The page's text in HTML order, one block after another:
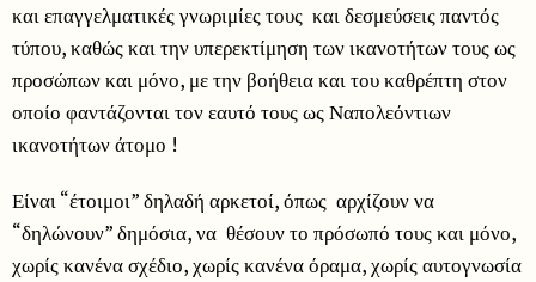
και επαγγελματικές γνωριμίες τους και δεσμεύσεις παντός
τύπου, καθώς και την υπερεκτίμηση των ικανοτήτων τους ως
προσώπων και μόνο, με την βοήθεια και του καθρέπτη στον
οποίο φαντάζονται τον εαυτό τους ως Ναπολεόντιων
ικανοτήτων άτομο !
Είναι “έτοιμοι” δηλαδή αρκετοί, όπως αρχίζουν να
“δηλώνουν” δημόσια, να θέσουν το πρόσωπό τους και μόνο,
χωρίς κανένα σχέδιο, χωρίς κανένα όραμα, χωρίς αυτογνωσία